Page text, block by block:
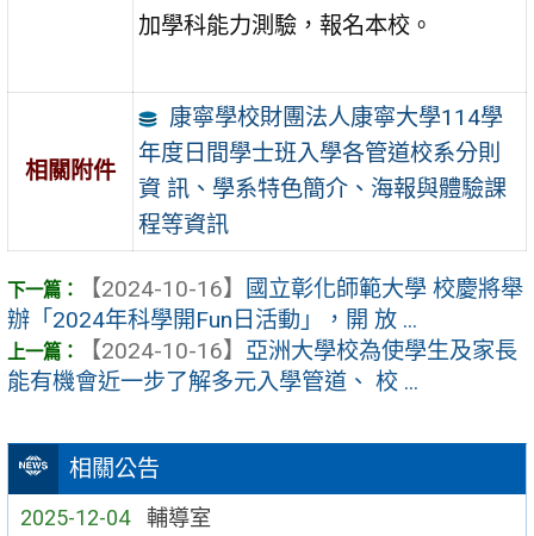
相關公告
2025-12-04 輔導室
加學科能力測驗，報名本校。
相關附件
康寧學校財團法人康寧大學114學
年度日間學士班入學各管道校系分則
資 訊、學系特色簡介、海報與體驗課
程等資訊
【2024-10-16】
國立彰化師範大學 校慶將舉
辦「2024年科學開Fun日活動」，開 放 ...
【2024-10-16】 亞洲大學校為使學生及家長
能有機會近一步了解多元入學管道、 校 ...